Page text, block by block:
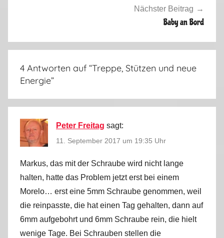
e
r
w
s
2
0
1
7
Nächster Beitrag
Baby an Bord
4 Antworten auf “Treppe, Stützen und neue
Energie”
Peter Freitag sagt:
11. September 2017 um 19:35 Uhr
Markus, das mit der Schraube wird nicht lange
halten, hatte das Problem jetzt erst bei einem
Morelo… erst eine 5mm Schraube genommen, weil
die reinpasste, die hat einen Tag gehalten, dann auf
6mm aufgebohrt und 6mm Schraube rein, die hielt
wenige Tage. Bei Schrauben stellen die